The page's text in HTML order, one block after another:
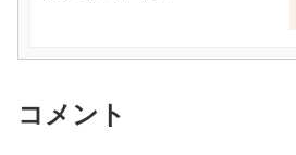
コメント